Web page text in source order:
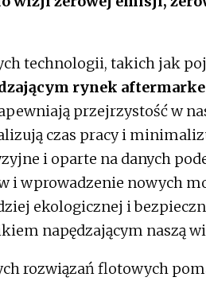
technologii, takich jak
rynek
przejrzystość w
czas pracy i
i oparte na danych
i wprowadzenie nowych
ekologicznej i
napędzającym naszą
rozwiązań flotowych